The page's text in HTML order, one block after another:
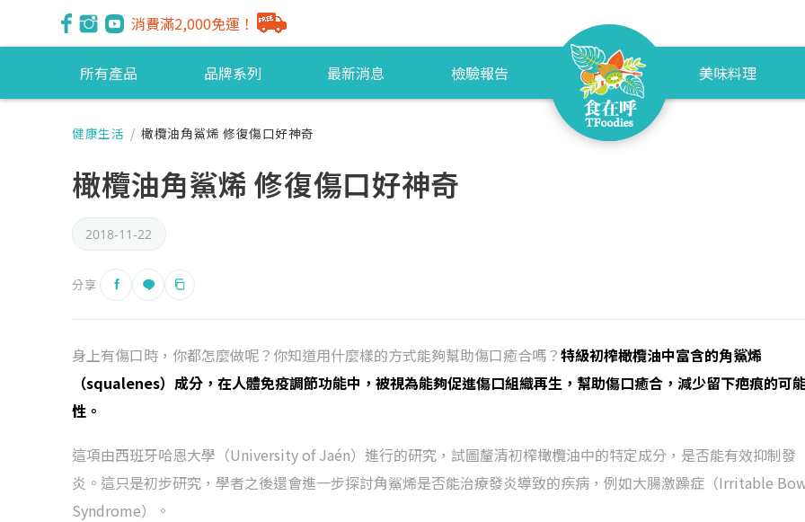
消費滿2,000免運！
所有產品 品牌系列 最新消息 檢驗報告 美味料理
健康生活 / 橄欖油角鯊烯 修復傷口好神奇
橄欖油角鯊烯 修復傷口好神奇
2018-11-22
分享
身上有傷口時，你都怎麼做呢？你知道用什麼樣的方式能夠幫助傷口癒合嗎？特級初榨橄欖油中富含的角鯊烯
（squalenes）成分，在人體免疫調節功能中，被視為能夠促進傷口組織再生，幫助傷口癒合，減少留下疤痕的可
性。
這項由西班牙哈恩大學（University of Jaén）進行的研究，試圖釐清初榨橄欖油中的特定成分，是否能有效抑制發
炎。這只是初步研究，學者之後還會進一步探討角鯊烯是否能治療發炎導致的疾病，例如大腸激躁症（Irritable
Syndrome）。